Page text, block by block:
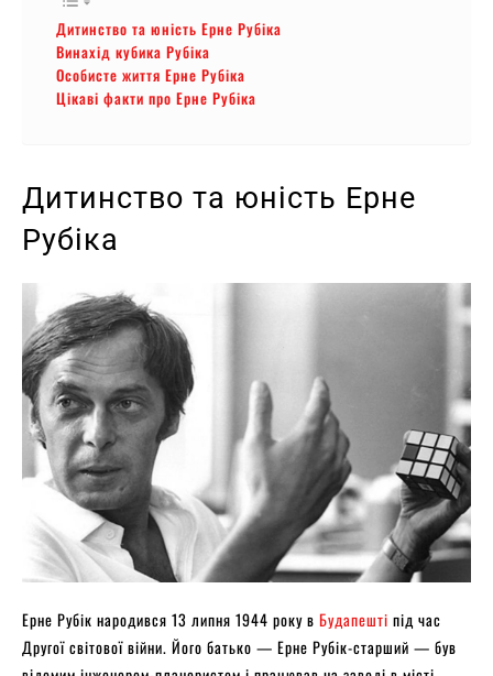
Дитинство та юність Ерне Рубіка
Винахід кубика Рубіка
Особисте життя Ерне Рубіка
Цікаві факти про Ерне Рубіка
Дитинство та юність Ерне
Рубіка
Ерне Рубік народився 13 липня 1944 року в Будапешті під час
Другої світової війни. Його батько — Ерне Рубік-старший — був